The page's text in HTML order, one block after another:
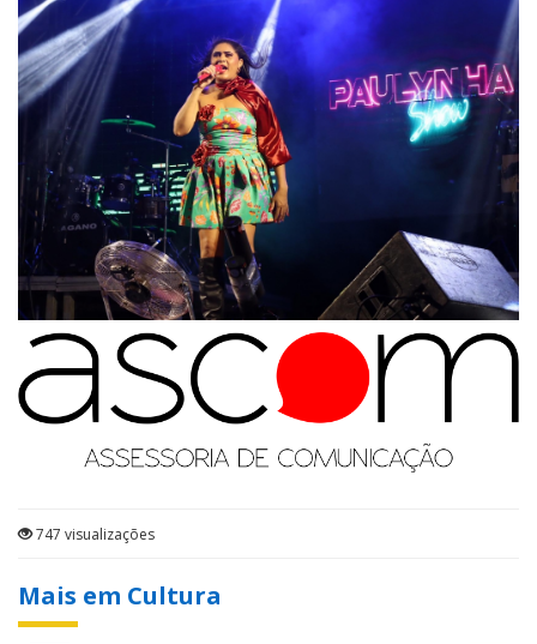
747 visualizações
Mais em Cultura